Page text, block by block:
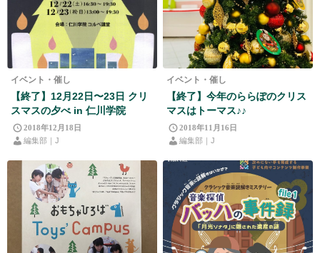
イベント・催し
【終了】12月22日〜23日 クリ
スマスの夕べ in 仁川学院
2018年12月18日
編集部｜J
イベント・催し
【終了】今年のららぽのクリス
マスはトーマス♪♪
2018年11月16日
編集部｜J